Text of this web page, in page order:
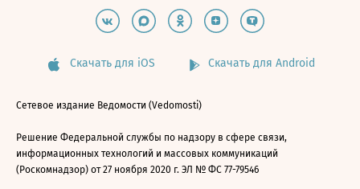
Скачать для iOS Скачать для Android
Сетевое издание Ведомости (Vedomosti)
Решение Федеральной службы по надзору в сфере связи,
информационных технологий и массовых коммуникаций
(Роскомнадзор) от 27 ноября 2020 г. ЭЛ № ФС 77-79546